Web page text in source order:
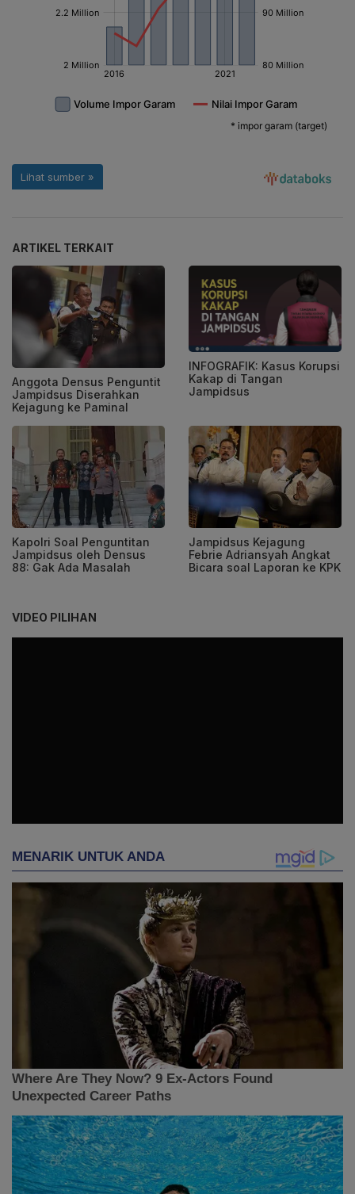
ARTIKEL TERKAIT
Anggota Densus Penguntit
Jampidsus Diserahkan
Kejagung ke Paminal
INFOGRAFIK: Kasus Korupsi
Kakap di Tangan
Jampidsus
Kapolri Soal Penguntitan
Jampidsus oleh Densus
88: Gak Ada Masalah
Jampidsus Kejagung
Febrie Adriansyah Angkat
Bicara soal Laporan ke KPK
VIDEO PILIHAN